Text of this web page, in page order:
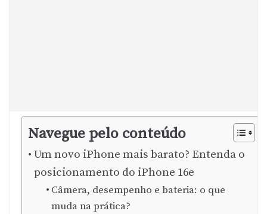
Navegue pelo conteúdo
Um novo iPhone mais barato? Entenda o
posicionamento do iPhone 16e
Câmera, desempenho e bateria: o que
muda na prática?